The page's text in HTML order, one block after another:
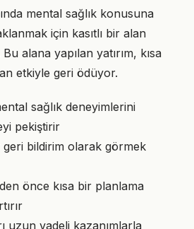
mental sağlık konusuna
için kasıtlı bir alan
alana yapılan yatırım, kısa
etkiyle geri ödüyor.
sağlık deneyimlerini
pekiştirir
geri bildirim olarak görmek
önce kısa bir planlama
uzun vadeli kazanımlarla